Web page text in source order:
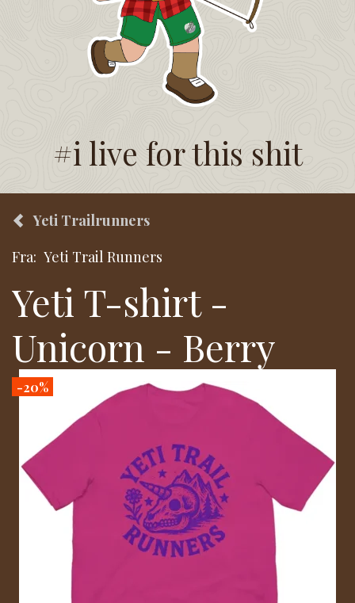
#i live for this shit
Yeti Trailrunners
Fra: Yeti Trail Runners
Yeti T-shirt -
Unicorn - Berry
-20%